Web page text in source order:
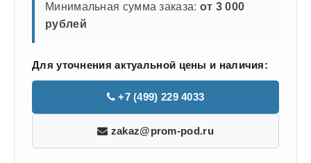
Минимальная сумма заказа: от 3 000
рублей
Для уточнения актуальной цены и наличия:
+7 (499) 229 4033
zakaz@prom-pod.ru